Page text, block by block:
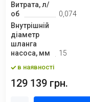
Витрата, л/
об
0,074
Внутрішній
діаметр
шланга
насоса, мм
15
в наявності
129 139 грн.